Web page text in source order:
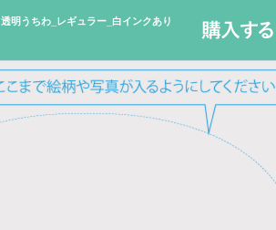
透明うちわ_レギュラー_白インクあり